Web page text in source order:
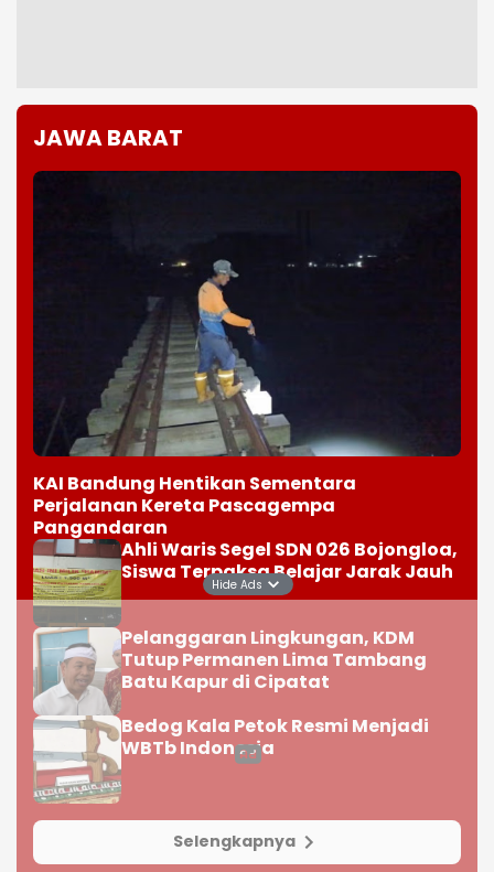
JAWA BARAT
KAI Bandung Hentikan Sementara
Perjalanan Kereta Pascagempa
Pangandaran
Ahli Waris Segel SDN 026 Bojongloa,
Siswa Terpaksa Belajar Jarak Jauh
Pelanggaran Lingkungan, KDM
Tutup Permanen Lima Tambang
Batu Kapur di Cipatat
Bedog Kala Petok Resmi Menjadi
WBTb Indonesia
Selengkapnya
Hide Ads